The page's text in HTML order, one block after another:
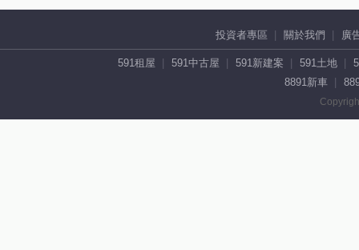
投資者專區 關於我們 廣
591租屋 591中古屋 591新建案 591土地
8891新車